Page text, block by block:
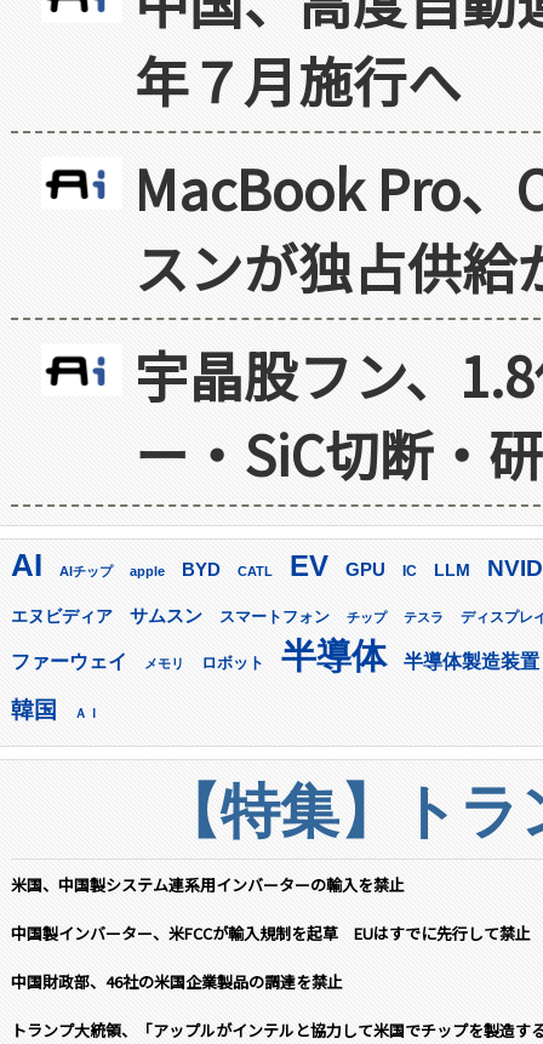
年７月施行へ
MacBook Pro
スンが独占供給
宇晶股フン、
ー・SiC切断・
AI AIチップ apple BYD CATL EV GPU IC LLM
エヌビディア サムスン スマートフォン チップ テスラ ディスプレ
ファーウェイ メモリ ロボット 半導体 半導体製造装置
韓国 ＡＩ
【特集】ト
米国、中国製システム連系用インバーターの輸入を禁止
中国製インバーター、米FCCが輸入規制を起草 EUはすでに先行して禁止
中国財政部、46社の米国企業製品の調達を禁止
トランプ大統領、「アップルがインテルと協力して米国でチップを製造す